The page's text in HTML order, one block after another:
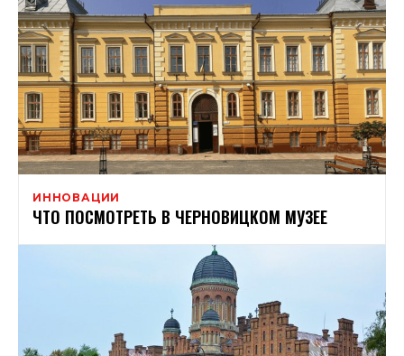
ИННОВАЦИИ
ЧТО ПОСМОТРЕТЬ В ЧЕРНОВИЦКОМ МУЗЕЕ